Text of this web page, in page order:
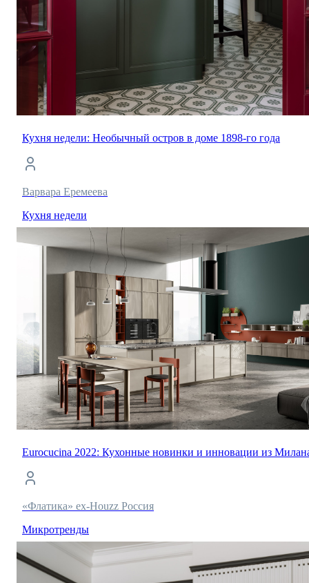
Кухня недели: Необычный остров в доме 1898-го года
Варвара Еремеева
Кухня недели
Eurocucina 2022: Кухонные новинки и инновации из
«Флатика» ex-Houzz Россия
Микротренды